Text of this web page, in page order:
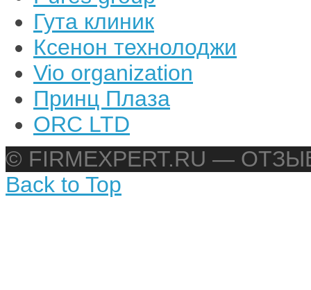
Гута клиник
Ксенон технолоджи
Vio organization
Принц Плаза
ORC LTD
© FIRMEXPERT.RU —
Back to Top